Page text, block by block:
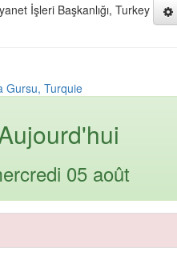
İşleri Başkanlığı, Turkey
Gursu, Turquie
05 août